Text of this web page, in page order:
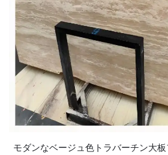
モダンなベージュ色トラバーチン大